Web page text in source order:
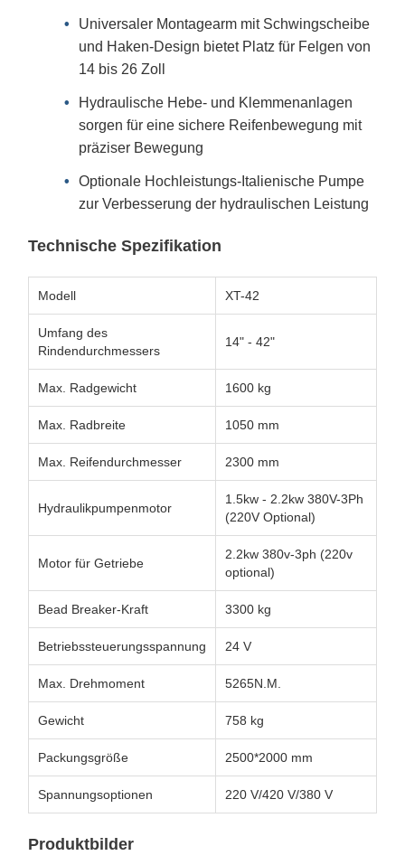
Universaler Montagearm mit Schwingscheibe
und Haken-Design bietet Platz für Felgen von
14 bis 26 Zoll
Hydraulische Hebe- und Klemmenanlagen
sorgen für eine sichere Reifenbewegung mit
präziser Bewegung
Optionale Hochleistungs-Italienische Pumpe
zur Verbesserung der hydraulischen Leistung
Technische Spezifikation
Modell XT-42
Umfang des
Rindendurchmessers
14" - 42"
Max. Radgewicht 1600 kg
Max. Radbreite 1050 mm
Max. Reifendurchmesser 2300 mm
Hydraulikpumpenmotor
1.5kw - 2.2kw 380V-3Ph
(220V Optional)
Motor für Getriebe
2.2kw 380v-3ph (220v
optional)
Bead Breaker-Kraft 3300 kg
Betriebssteuerungsspannung 24 V
Max. Drehmoment 5265N.M.
Gewicht 758 kg
Packungsgröße 2500*2000 mm
Spannungsoptionen 220 V/420 V/380 V
Produktbilder